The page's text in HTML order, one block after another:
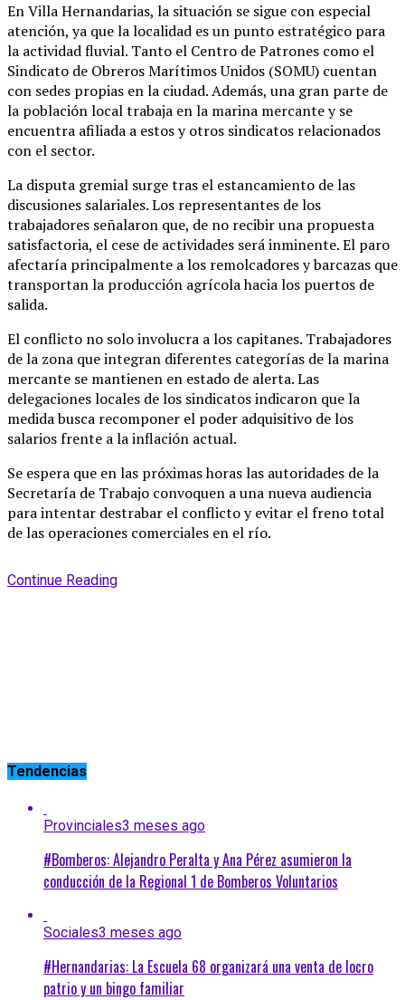
En Villa Hernandarias, la situación se sigue con especial
atención, ya que la localidad es un punto estratégico para
la actividad fluvial. Tanto el Centro de Patrones como el
Sindicato de Obreros Marítimos Unidos (SOMU) cuentan
con sedes propias en la ciudad. Además, una gran parte de
la población local trabaja en la marina mercante y se
encuentra afiliada a estos y otros sindicatos relacionados
con el sector.
La disputa gremial surge tras el estancamiento de las
discusiones salariales. Los representantes de los
trabajadores señalaron que, de no recibir una propuesta
satisfactoria, el cese de actividades será inminente. El paro
afectaría principalmente a los remolcadores y barcazas que
transportan la producción agrícola hacia los puertos de
salida.
El conflicto no solo involucra a los capitanes. Trabajadores
de la zona que integran diferentes categorías de la marina
mercante se mantienen en estado de alerta. Las
delegaciones locales de los sindicatos indicaron que la
medida busca recomponer el poder adquisitivo de los
salarios frente a la inflación actual.
Se espera que en las próximas horas las autoridades de la
Secretaría de Trabajo convoquen a una nueva audiencia
para intentar destrabar el conflicto y evitar el freno total
de las operaciones comerciales en el río.
Continue Reading
Tendencias
Provinciales3 meses ago
#Bomberos: Alejandro Peralta y Ana Pérez asumieron la
conducción de la Regional 1 de Bomberos Voluntarios
Sociales3 meses ago
#Hernandarias: La Escuela 68 organizará una venta de locro
patrio y un bingo familiar